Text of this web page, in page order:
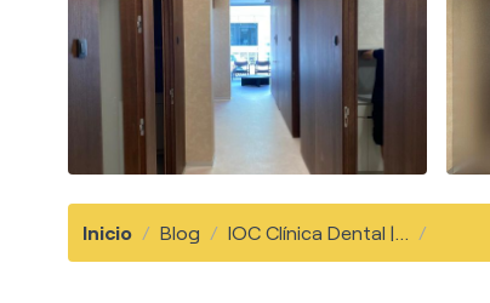
Inicio / Blog / IOC Clínica Dental |... /